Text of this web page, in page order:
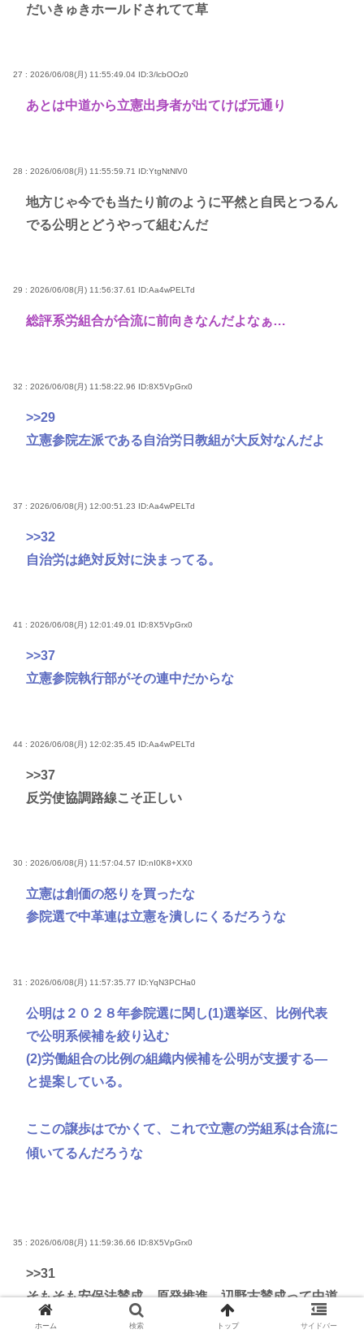
だいきゅきホールドされてて草
27 : 2026/06/08(月) 11:55:49.04 ID:3/lcbOOz0
あとは中道から立憲出身者が出てけば元通り
28 : 2026/06/08(月) 11:55:59.71 ID:YtgNtNlV0
地方じゃ今でも当たり前のように平然と自民とつるん
でる公明とどうやって組むんだ
29 : 2026/06/08(月) 11:56:37.61 ID:Aa4wPELTd
総評系労組合が合流に前向きなんだよなぁ…
32 : 2026/06/08(月) 11:58:22.96 ID:8X5VpGrx0
>>29
立憲参院左派である自治労日教組が大反対なんだよ
37 : 2026/06/08(月) 12:00:51.23 ID:Aa4wPELTd
>>32
自治労は絶対反対に決まってる。
41 : 2026/06/08(月) 12:01:49.01 ID:8X5VpGrx0
>>37
立憲参院執行部がその連中だからな
44 : 2026/06/08(月) 12:02:35.45 ID:Aa4wPELTd
>>37
反労使協調路線こそ正しい
30 : 2026/06/08(月) 11:57:04.57 ID:nI0K8+XX0
立憲は創価の怒りを買ったな
参院選で中革連は立憲を潰しにくるだろうな
31 : 2026/06/08(月) 11:57:35.77 ID:YqN3PCHa0
公明は２０２８年参院選に関し(1)選挙区、比例代表
で公明系候補を絞り込む
(2)労働組合の比例の組織内候補を公明が支援する―
と提案している。
ここの譲歩はでかくて、これで立憲の労組系は合流に
傾いてるんだろうな
35 : 2026/06/08(月) 11:59:36.66 ID:8X5VpGrx0
>>31
そもそも安保法賛成、原発推進、辺野古賛成って中道
の綱領に対して反発してるから総評系以外は無理だろ
ホーム 検索 トップ サイドバー